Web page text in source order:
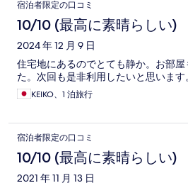
宿泊者限定の口コミ
10/10 (最高に素晴らしい)
2024 年 12 月 9 日
住宅地にあるのでとても静か。お部
た。次回も是非利用したいと思います。
KEIKO、1 泊旅行
宿泊者限定の口コミ
10/10 (最高に素晴らしい)
2021 年 11 月 13 日